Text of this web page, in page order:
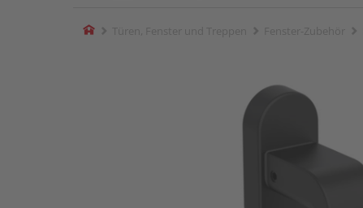
Home